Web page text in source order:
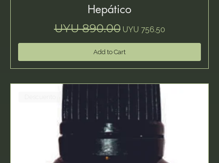
Hepático
Regular Price
UYU 890.00 Sale Price
UYU 756.50
Add to Cart